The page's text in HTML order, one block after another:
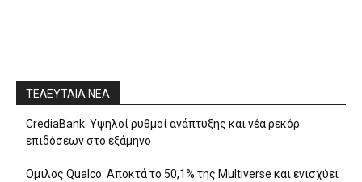
ΤΕΛΕΥΤΑΙΑ ΝΕΑ
CrediaBank: Υψηλοί ρυθμοί ανάπτυξης και νέα ρεκόρ
επιδόσεων στο εξάμηνο
Ομιλος Qualco: Αποκτά το 50,1% της Multiverse και ενισχύει